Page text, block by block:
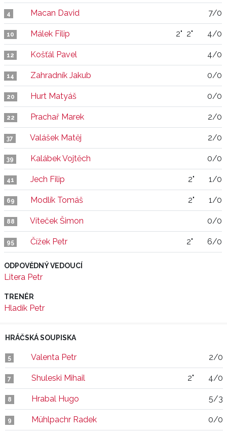
4 Macan David 7/0
10 Málek Filip 2" 2" 4/0
12 Košťál Pavel 4/0
14 Zahradník Jakub 0/0
20 Hurt Matyáš 0/0
22 Prachař Marek 2/0
37 Valášek Matěj 2/0
39 Kalábek Vojtěch 0/0
41 Jech Filip 2" 1/0
69 Modlík Tomáš 2" 1/0
88 Víteček Šimon 0/0
95 Čížek Petr 2" 6/0
ODPOVĚDNÝ VEDOUCÍ
Litera Petr
TRENÉR
Hladík Petr
HRÁČSKÁ SOUPISKA
5 Valenta Petr 2/0
7 Shuleski Mihail 2" 4/0
8 Hrabal Hugo 5/3
9 Mühlpachr Radek 0/0